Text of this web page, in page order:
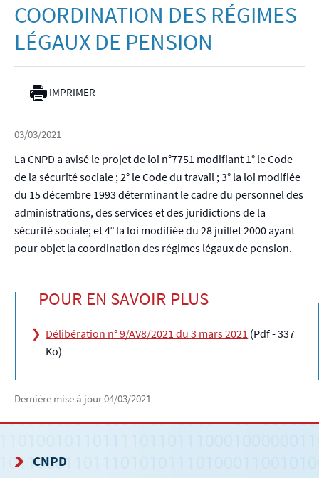
COORDINATION DES RÉGIMES
LÉGAUX DE PENSION
IMPRIMER
03/03/2021
La CNPD a avisé le projet de loi n°7751 modifiant 1° le Code
de la sécurité sociale ; 2° le Code du travail ; 3° la loi modifiée
du 15 décembre 1993 déterminant le cadre du personnel des
administrations, des services et des juridictions de la
sécurité sociale; et 4° la loi modifiée du 28 juillet 2000 ayant
pour objet la coordination des régimes légaux de pension.
POUR EN SAVOIR PLUS
Délibération n° 9/AV8/2021 du 3 mars 2021 (Pdf - 337
Ko)
Dernière mise à jour04/03/2021
CNPD